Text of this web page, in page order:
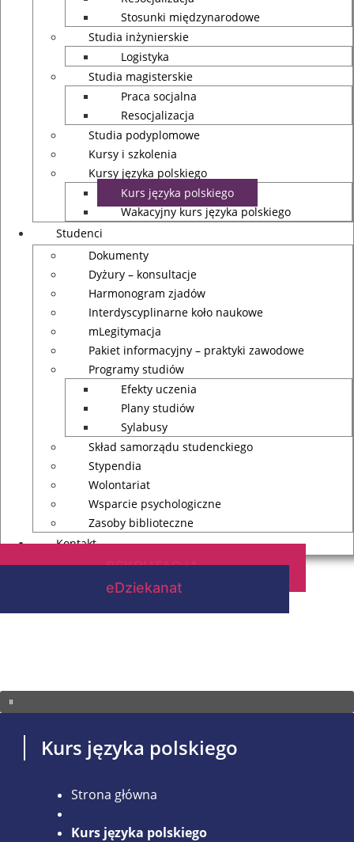
Stosunki międzynarodowe
Studia inżynierskie
Logistyka
Studia magisterskie
Praca socjalna
Resocjalizacja
Studia podyplomowe
Kursy i szkolenia
Kursy języka polskiego
Kurs języka polskiego
Wakacyjny kurs języka polskiego
Studenci
Dokumenty
Dyżury – konsultacje
Harmonogram zjadów
Interdyscyplinarne koło naukowe
mLegitymacja
Pakiet informacyjny – praktyki zawodowe
Programy studiów
Efekty uczenia
Plany studiów
Sylabusy
Skład samorządu studenckiego
Stypendia
Wolontariat
Wsparcie psychologiczne
Zasoby biblioteczne
Kontakt
REKRUTACJA
eDziekanat
Kurs języka polskiego
Strona główna
Kurs języka polskiego